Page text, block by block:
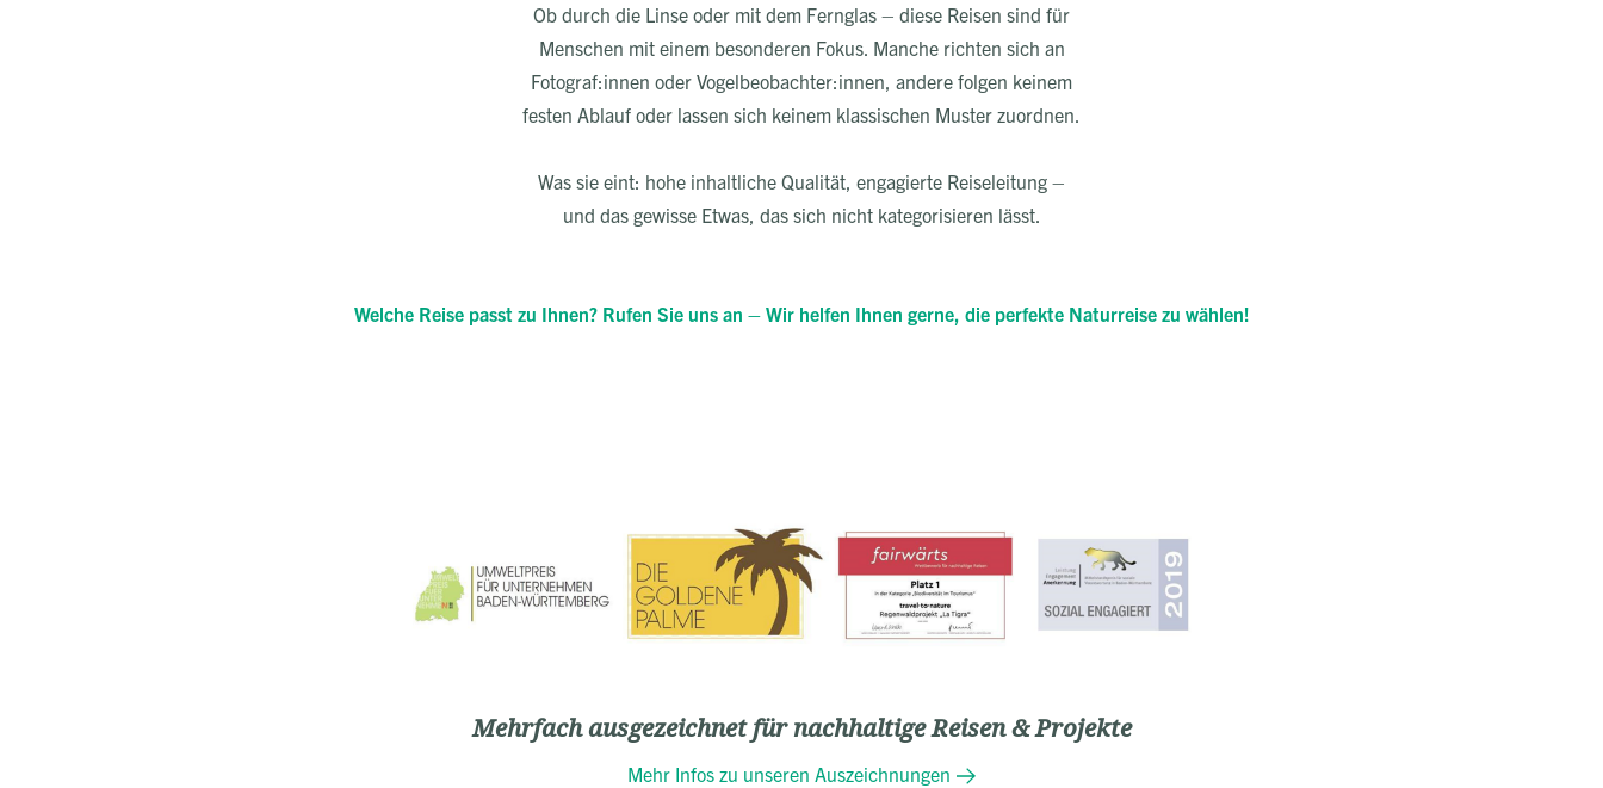
Ob durch die Linse oder mit dem Fernglas – diese Reisen sind für
Menschen mit einem besonderen Fokus. Manche richten sich an
Fotograf:innen oder Vogelbeobachter:innen, andere folgen keinem
festen Ablauf oder lassen sich keinem klassischen Muster zuordnen.
Was sie eint: hohe inhaltliche Qualität, engagierte Reiseleitung –
und das gewisse Etwas, das sich nicht kategorisieren lässt.
Welche Reise passt zu Ihnen? Rufen Sie uns an – Wir helfen Ihnen gerne, die perfekte Naturreise zu wählen!
Mehrfach ausgezeichnet für nachhaltige Reisen & Projekte
Mehr Infos zu unseren Auszeichnungen